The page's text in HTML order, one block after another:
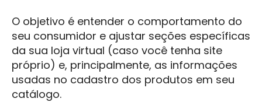
O objetivo é entender o comportamento do
seu consumidor e ajustar seções específicas
da sua loja virtual (caso você tenha site
próprio) e, principalmente, as informações
usadas no cadastro dos produtos em seu
catálogo.